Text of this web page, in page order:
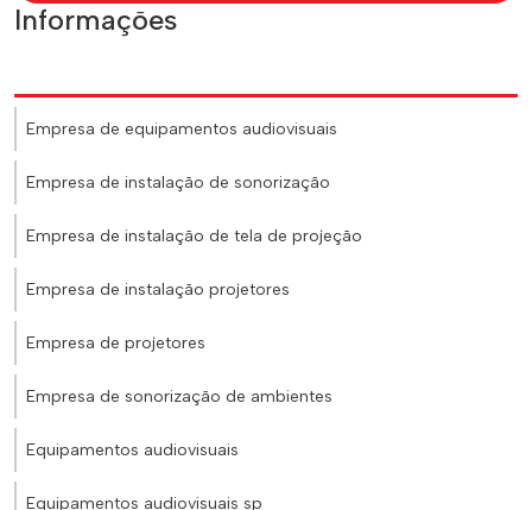
Informações
Empresa de equipamentos audiovisuais
Empresa de instalação de sonorização
Empresa de instalação de tela de projeção
Empresa de instalação projetores
Empresa de projetores
Empresa de sonorização de ambientes
Equipamentos audiovisuais
Equipamentos audiovisuais sp